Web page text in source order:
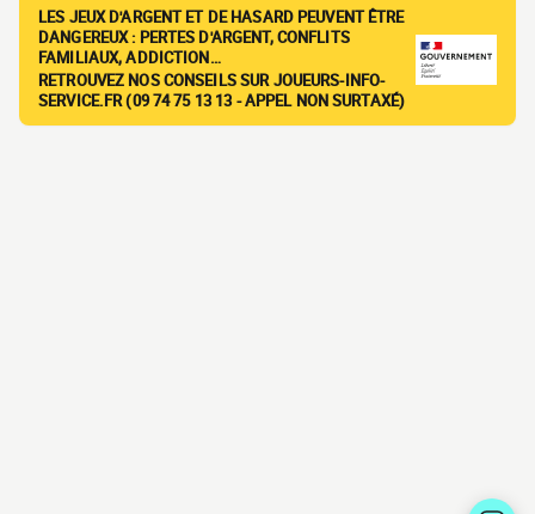
LES JEUX D'ARGENT ET DE HASARD PEUVENT ÊTRE
DANGEREUX : PERTES D'ARGENT, CONFLITS
FAMILIAUX, ADDICTION…
RETROUVEZ NOS CONSEILS SUR JOUEURS-INFO-
SERVICE.FR (09 74 75 13 13 - APPEL NON SURTAXÉ)